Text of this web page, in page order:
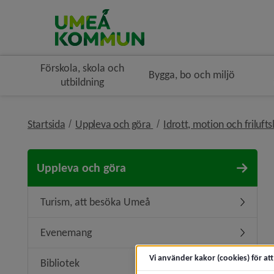
Förskola, skola och
utbildning
Bygga, bo och miljö
Startsida Uppleva och göra nivå i
Idrott, motion och
Uppleva och göra
Turism, att besöka Umeå
Evenemang
Bibliotek Vi använder kakor (cookies) för